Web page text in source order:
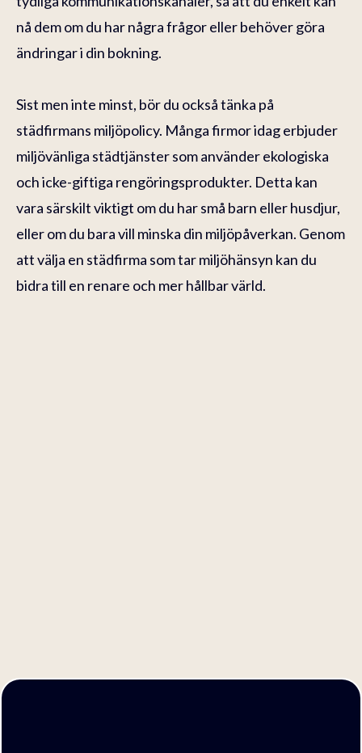
nå dem om du har några frågor eller behöver göra
ändringar i din bokning.
Sist men inte minst, bör du också tänka på
städfirmans miljöpolicy. Många firmor idag erbjuder
miljövänliga städtjänster som använder ekologiska
och icke-giftiga rengöringsprodukter. Detta kan
vara särskilt viktigt om du har små barn eller husdjur,
eller om du bara vill minska din miljöpåverkan. Genom
att välja en städfirma som tar miljöhänsyn kan du
bidra till en renare och mer hållbar värld.